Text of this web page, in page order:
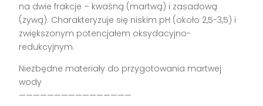
na dwie frakcje – kwaśną (martwą) i zasadową
(żywą). Charakteryzuje się niskim pH (około 2,5-3,5) i
zwiększonym potencjałem oksydacyjno-
redukcyjnym.
Niezbędne materiały do przygotowania martwej
wody
————————————————